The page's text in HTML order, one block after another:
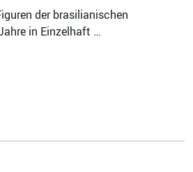
der brasilianischen
in Einzelhaft …